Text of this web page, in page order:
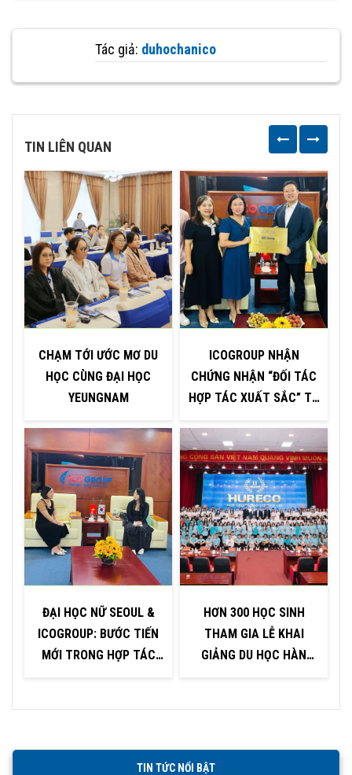
Tác giả: duhochanico
TIN LIÊN QUAN
CHẠM TỚI ƯỚC MƠ DU
HỌC CÙNG ĐẠI HỌC
YEUNGNAM
ĐẠI HỌC NỮ SEOUL &
ICOGROUP: BƯỚC TIẾN
MỚI TRONG HỢP TÁC
ICOGROUP NHẬN
CHỨNG NHẬN “ĐỐI TÁC
HỢP TÁC XUẤT SẮC” TỪ
QUỐC
HƠN 300 HỌC SINH
THAM GIA LỄ KHAI
GIẢNG DU HỌC HÀN
TIN TỨC NỔI BẬT